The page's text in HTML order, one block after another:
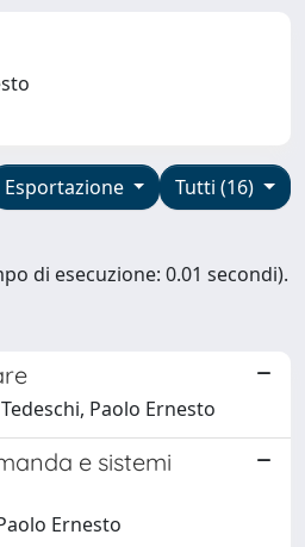
Tutti (16)
Esportazione
di esecuzione: 0.01 secondi).
Paolo Ernesto
e sistemi
Ernesto